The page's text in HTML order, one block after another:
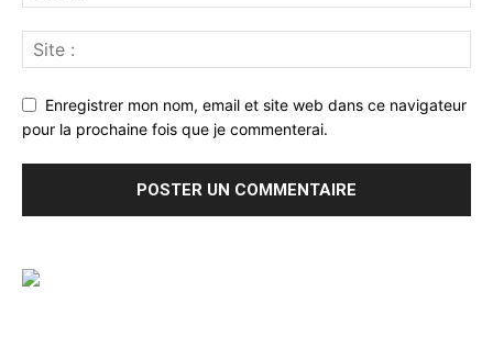
Enregistrer mon nom, email et site web dans ce navigateur
pour la prochaine fois que je commenterai.